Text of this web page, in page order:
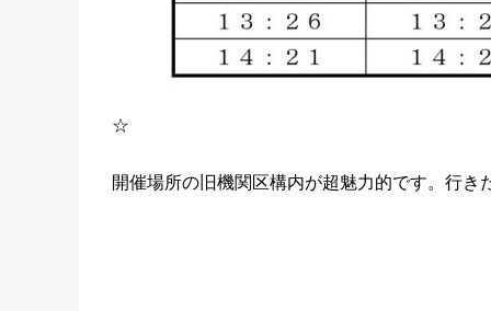
☆
開催場所の旧機関区構内が超魅力的です。行き